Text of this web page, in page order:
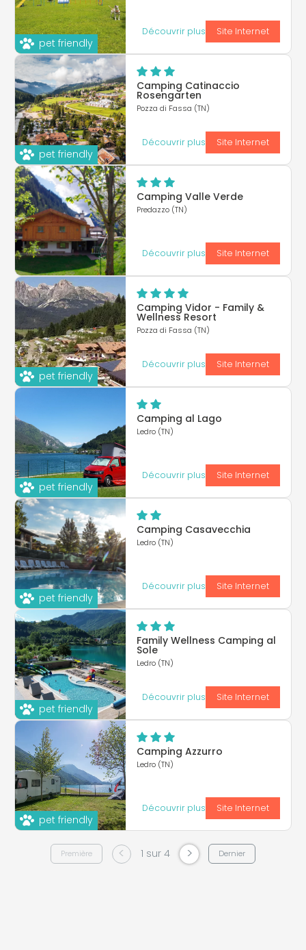
pet friendly
Découvrir plus Site Internet
pet friendly
Camping Catinaccio
Rosengarten
Pozza di Fassa (TN)
Découvrir plus Site Internet
Camping Valle Verde
Predazzo (TN)
Découvrir plus Site Internet
pet friendly
Camping Vidor - Family &
Wellness Resort
Pozza di Fassa (TN)
Découvrir plus Site Internet
pet friendly
Camping al Lago
Ledro (TN)
Découvrir plus Site Internet
pet friendly
Camping Casavecchia
Ledro (TN)
Découvrir plus Site Internet
pet friendly
Family Wellness Camping al
Sole
Ledro (TN)
Découvrir plus Site Internet
pet friendly
Camping Azzurro
Ledro (TN)
Découvrir plus Site Internet
Première < 1 sur 4 > Dernier